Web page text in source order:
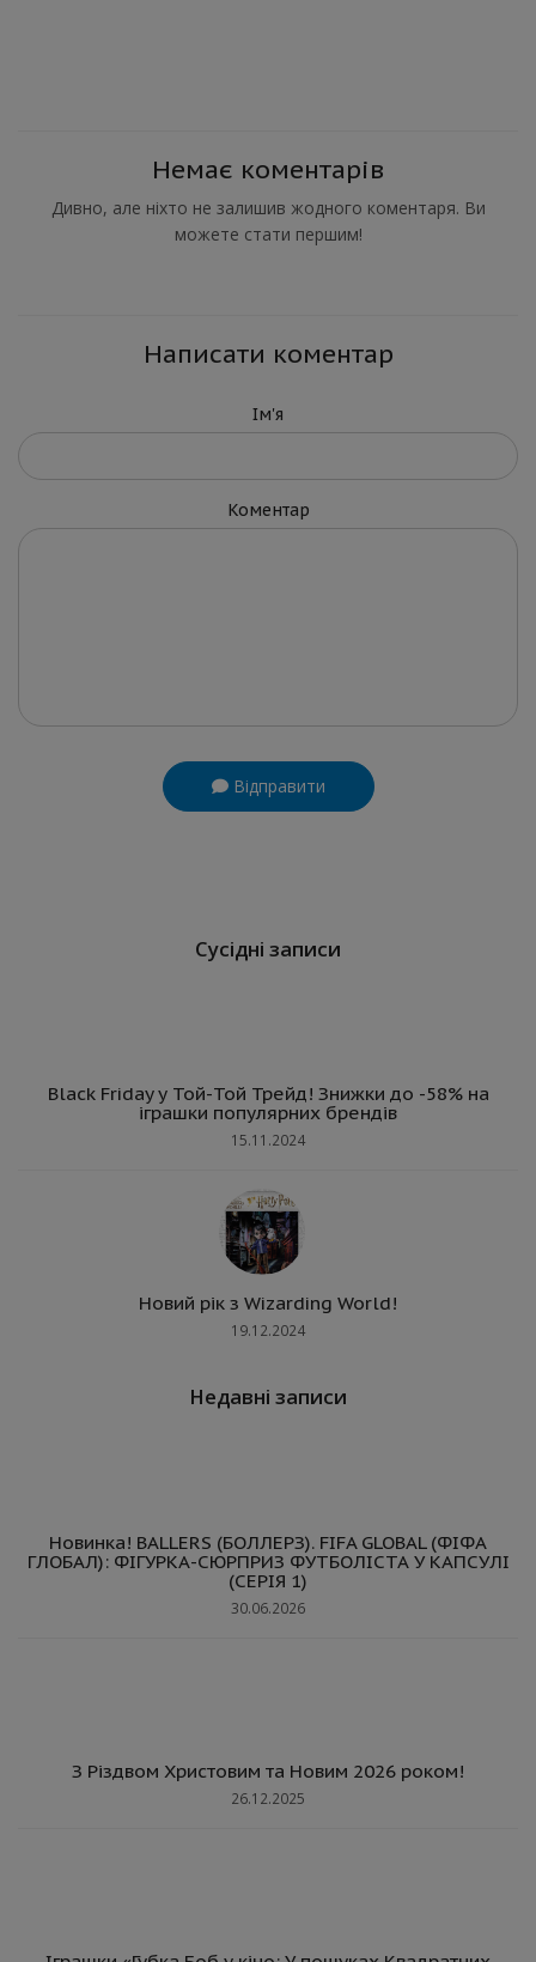
Немає коментарів
Дивно, але ніхто не залишив жодного коментаря. Ви
можете стати першим!
Написати коментар
Ім'я
Коментар
Відправити
Сусідні записи
Black Friday у Той-Той Трейд! Знижки до -58% на
іграшки популярних брендів
15.11.2024
Новий рік з Wizarding World!
19.12.2024
Недавні записи
Новинка! BALLERS (БОЛЛЕРЗ). FIFA GLOBAL (ФІФА
ГЛОБАЛ): ФІГУРКА-СЮРПРИЗ ФУТБОЛІСТА У КАПСУЛІ
(СЕРІЯ 1)
30.06.2026
З Різдвом Христовим та Новим 2026 роком!
26.12.2025